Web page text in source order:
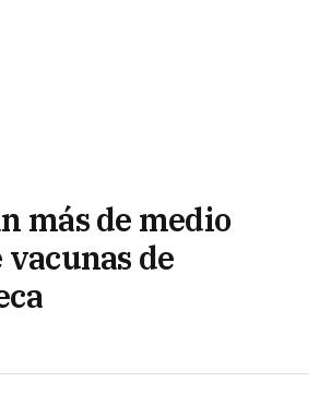
más de medio
de